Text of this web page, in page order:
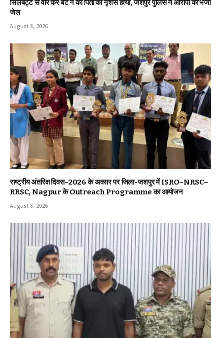
सिलबट्टे से वार कर बेटे ने की पिता की नृशंस हत्या, जशपुर पुलिस ने आरोपी को भेजा
जेल
August 8, 2026
राष्ट्रीय अंतरिक्ष दिवस-2026 के अवसर पर जिला-जशपुर में ISRO–NRSC–
RRSC, Nagpur के Outreach Programme का आयोजन
August 8, 2026